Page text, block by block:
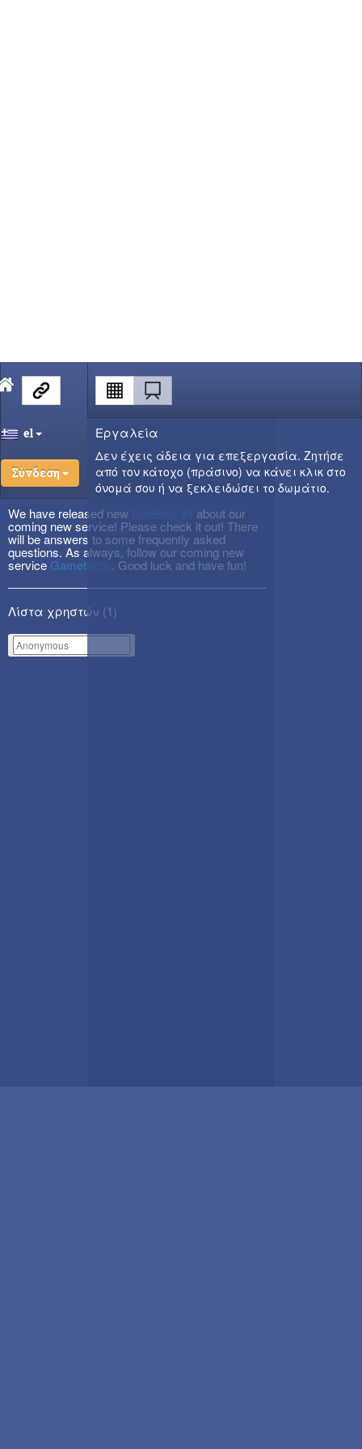
el
Σύνδεση
We have released new about our
coming new service! Please check it out! There
will be answers to some frequently asked
questions. As always, follow our coming new
service Gametactic. Good luck and have fun!
Λίστα χρηστών (1)
Εργαλεία
Δεν έχεις άδεια για επεξεργασία. Ζητήσε
από τον κάτοχο (πράσινο) να κάνει κλικ στο
όνομά σου ή να ξεκλειδώσει το δωμάτιο.